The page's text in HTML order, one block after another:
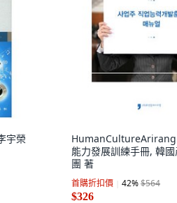
宇榮
HumanCultureArirang
能力發展訓練手冊, 韓
團 著
首購折扣價 42%$564
$326